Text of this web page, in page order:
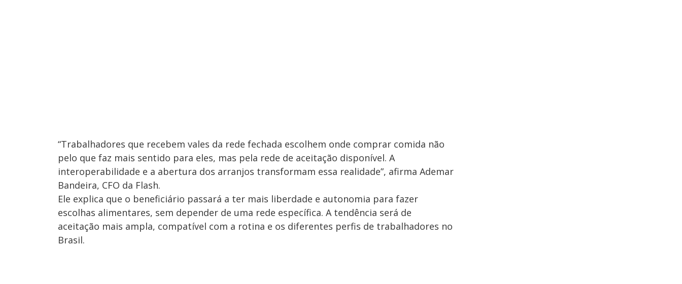
“Trabalhadores que recebem vales da rede fechada escolhem onde comprar comida não
pelo que faz mais sentido para eles, mas pela rede de aceitação disponível. A
interoperabilidade e a abertura dos arranjos transformam essa realidade”, afirma Ademar
Bandeira, CFO da Flash.
Ele explica que o beneficiário passará a ter mais liberdade e autonomia para fazer
escolhas alimentares, sem depender de uma rede específica. A tendência será de
aceitação mais ampla, compatível com a rotina e os diferentes perfis de trabalhadores no
Brasil.